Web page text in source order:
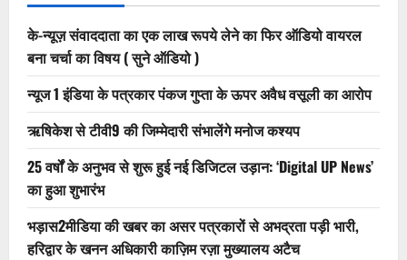
के-न्यूज़ संवाददाता का एक लाख रूपये लेने का फिर ऑडियो वायरल
बना चर्चा का विषय ( सुने ऑडियो )
न्यूज 1 इंडिया के पत्रकार पंकज गुप्ता के ऊपर अवैध वसूली का आरोप
ऋषिकेश से टीवी9 की जिम्मेदारी संभालेंगे मनोज कश्यप
25 वर्षों के अनुभव से शुरू हुई नई डिजिटल उड़ान: ‘Digital UP News’
का हुआ शुभारंभ
भड़ास2मीडिया की खबर का असर पत्रकारों से अभद्रता पड़ी भारी,
हरिद्वार के खनन अधिकारी काज़िम रज़ा मुख्यालय अटैच